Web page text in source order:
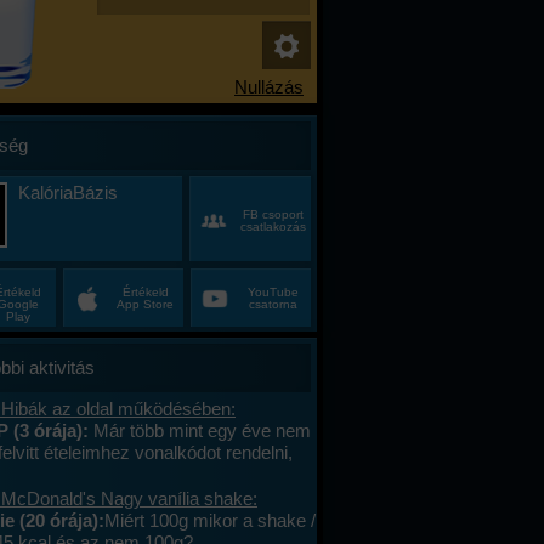
KalóriaBázis
FB csoport
csatlakozás
Play
Értékeld
App Store
YouTube
csatorna
aktivitás
az oldal működésében:
(3 órája): Már több mint egy éve nem
ételeimhez vonalkódot rendelni,
megy. A mások által megadott
le tudom olvasni , jól működik. .
cseréltem, a legújabb android fut,
Nagy vanília shake:
(20 órája):Miért 100g mikor a shake /